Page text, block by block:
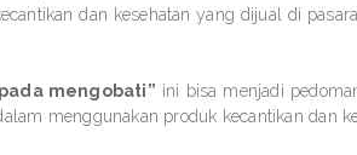
dan kesehatan yang dijual di
mengobati” ini bisa menjadi
menggunakan produk kecantikan dan